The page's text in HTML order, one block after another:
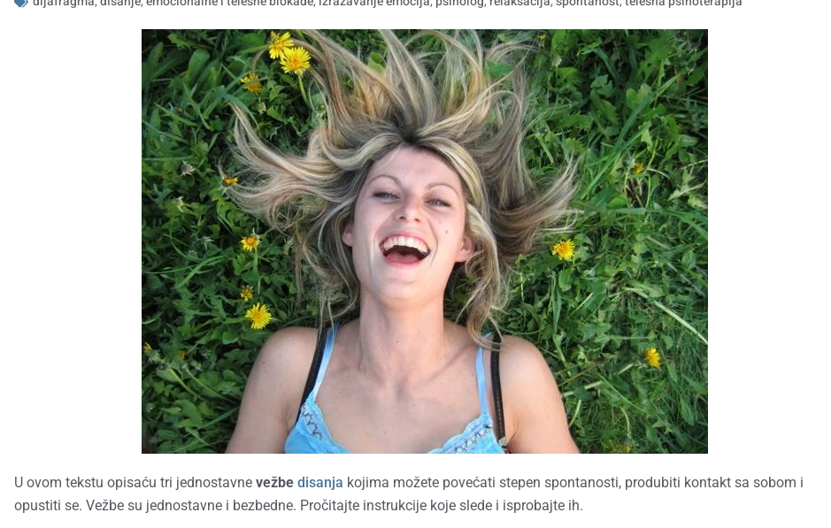
U ovom tekstu opisaću tri jednostavne vežbe disanja kojima možete povećati stepen spontanosti, produbiti kontakt sa sobom i
opustiti se. Vežbe su jednostavne i bezbedne. Pročitajte instrukcije koje slede i isprobajte ih.